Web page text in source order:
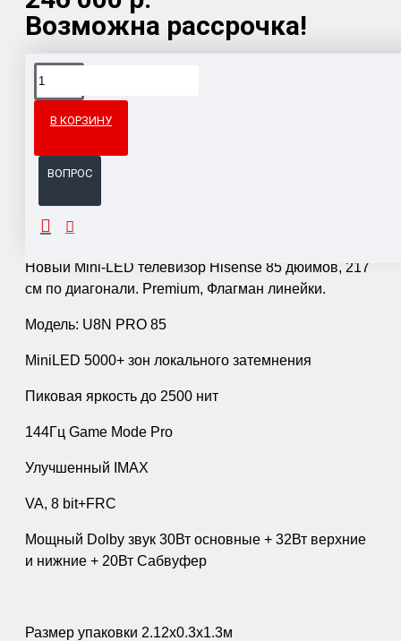
Возможна рассрочка!
В КОРЗИНУ
ВОПРОС
Доставка товара по всему Таможенному союзу.
ОПИСАНИЕ
Новый Mini-LED телевизор Hisense 85 дюймов, 217
см по диагонали. Premium, Флагман линейки.
Модель: U8N PRO 85
MiniLED 5000+ зон локального затемнения
Пиковая яркость до 2500 нит
144Гц Game Mode Pro
Улучшенный IMAX
VA, 8 bit+FRC
Мощный Dolby звук 30Вт основные + 32Вт верхние
и нижние + 20Вт Сабвуфер
Размер упаковки 2.12х0.3х1.3м